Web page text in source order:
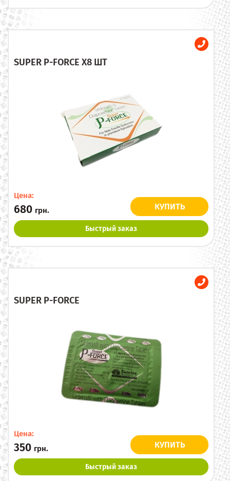
SUPER P-FORCE X8 ШТ
Цена:
680 грн. КУПИТЬ
Быстрый заказ
SUPER P-FORCE
Цена:
350 грн. КУПИТЬ
Быстрый заказ